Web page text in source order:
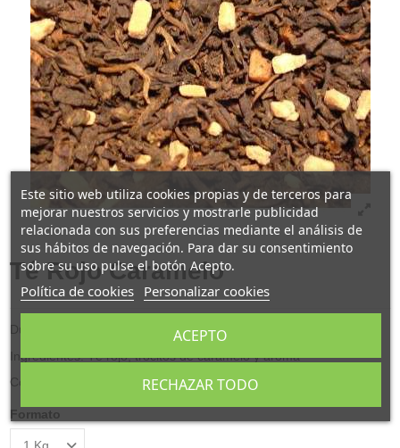
Té Rojo Caramelo
Dulce aroma cremoso del caramelo toffe.
Ingredientes: Té rojo, trocitos de caramelo y aroma
Contiene leche, trigo y derivados
Formato
Este sitio web utiliza cookies propias y de terceros para
mejorar nuestros servicios y mostrarle publicidad
relacionada con sus preferencias mediante el análisis de
sus hábitos de navegación. Para dar su consentimiento
sobre su uso pulse el botón Acepto.
Política de cookies Personalizar cookies
RECHAZAR TODO
ACEPTO